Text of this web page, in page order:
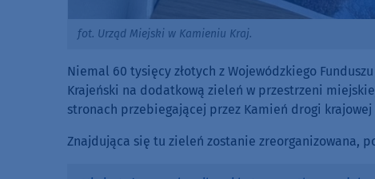
fot. Urząd Miejski w Kamieniu Kraj.
Niemal 60 tysięcy złotych z Wojewódzkiego
Krajeński na dodatkową zieleń w przestrzeni
stronach przebiegającej przez Kamień drogi krajowej
Znajdująca się tu zieleń zostanie zreorganizowana,